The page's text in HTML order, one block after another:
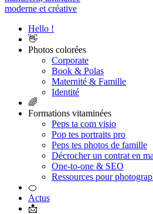
Hello !
👋
Photos colorées
Corporate
Book & Polas
Maternité & Famille
Identité
🌈
Formations vitaminées
Peps ta com visio
Pop tes portraits pro
Peps tes photos de famille
Décrocher un contrat en
One-to-one & SEO
Ressources pour
🍊
Actus
📩